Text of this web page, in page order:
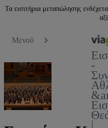
Τα εισιτήρια μεταπώλησης
Μενού
-
|